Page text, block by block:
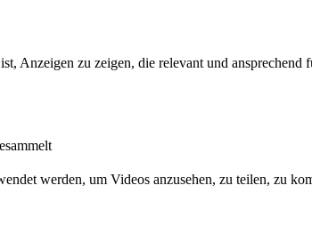
Anzeigen zu zeigen, die relevant und
werden, um Videos anzusehen, zu teilen, zu